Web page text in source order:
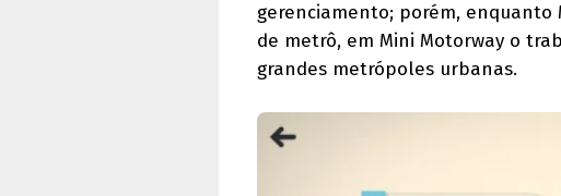
gerenciamento; porém,
de metrô, em Mini Motorway o
grandes metrópoles urbanas.